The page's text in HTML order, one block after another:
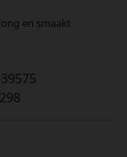
en smaakt